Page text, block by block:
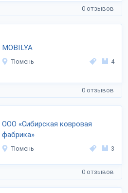
0 отзывов
MOBILYA
Тюмень 4
0 отзывов
ООО «Сибирская ковровая
фабрика»
Тюмень 3
0 отзывов